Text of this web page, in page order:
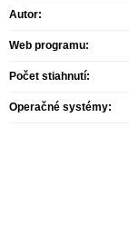
Autor:
Web programu:
Počet stiahnutí:
Operačné systémy: